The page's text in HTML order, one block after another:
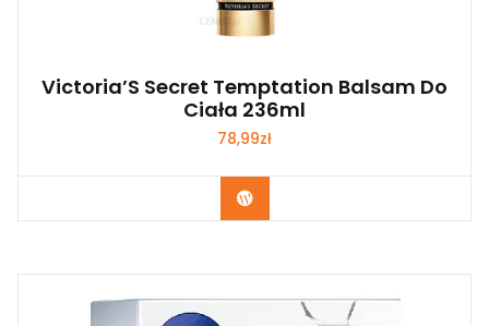
Victoria’S Secret Temptation Balsam Do
Ciała 236ml
78,99zł
Zobacz